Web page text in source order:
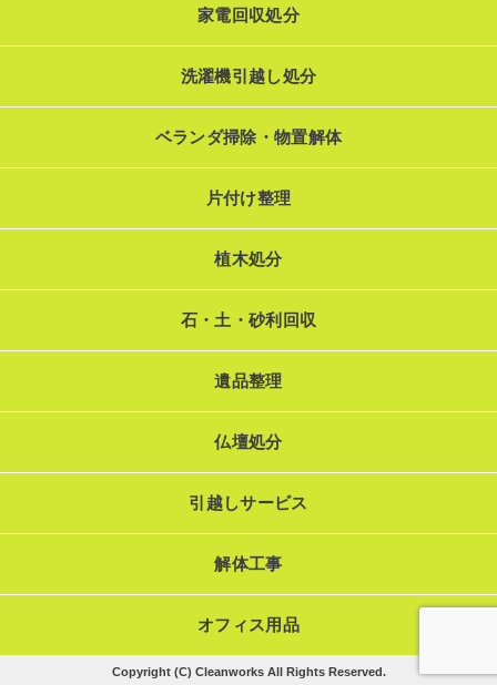
家電回収処分
洗濯機引越し処分
ベランダ掃除・物置解体
片付け整理
植木処分
石・土・砂利回収
遺品整理
仏壇処分
引越しサービス
解体工事
オフィス用品
Copyright (C) Cleanworks All Rights Reserved.